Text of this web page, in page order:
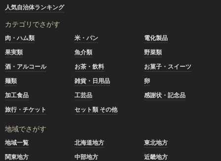
人気自治体ランキング
カテゴリでさがす
肉・ハム類 米・パン
電化製品
果実類
魚介類
野菜類
酒・アルコール
お茶・飲料
お菓子・スイーツ
麺類
雑貨・日用品
卵
加工食品
工芸品
感謝状・記念品
旅行・チケット
セット類 その他
地域でさがす
地域一覧 北海道地方
東北地方
関東地方
中部地方
近畿地方